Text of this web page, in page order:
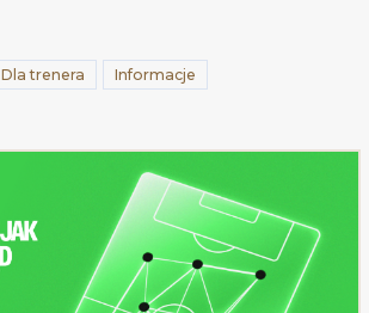
Dla trenera Informacje